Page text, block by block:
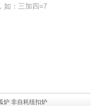
如：三加四=7
炉 非自耗纽扣炉